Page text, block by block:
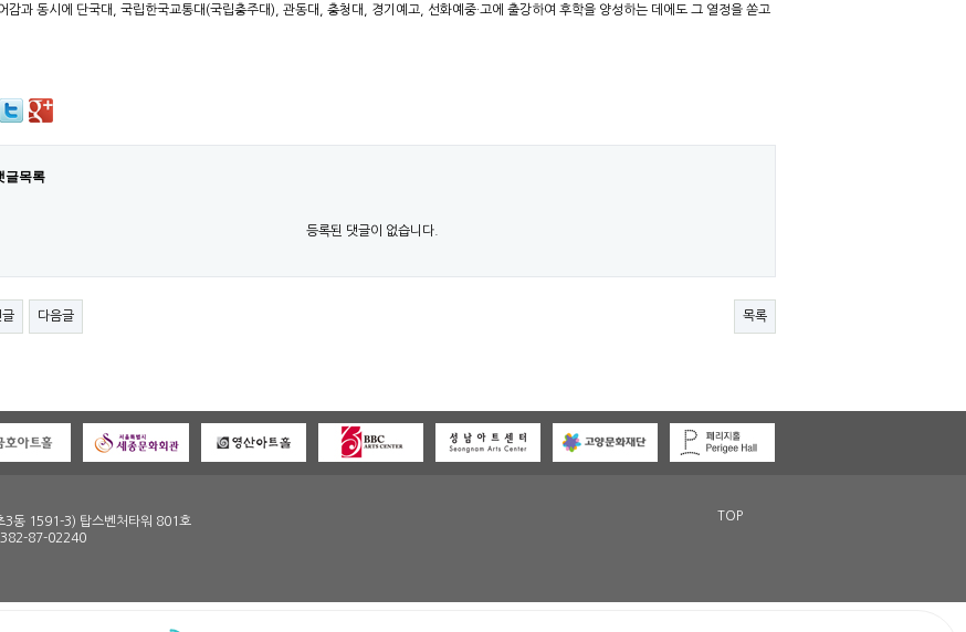
감과 동시에 단국대, 국립한국교통대(국립충주대), 관동대, 충청대, 경기예고, 선화예중·고에 출강하여 후학을 양성하는 데에도 그 열정을 쏟고
글목록
등록된 댓글이 없습니다.
글 다음글 목록
3동 1591-3) 탑스벤처타워 801호
87-02240
TOP